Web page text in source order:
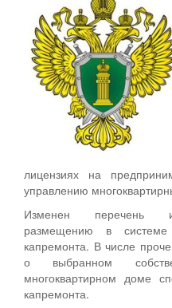
лицензиях на
управлению
Изменен перечень
размещению в системе
капремонта. В числе
о выбранном
многоквартирном доме
капремонта.